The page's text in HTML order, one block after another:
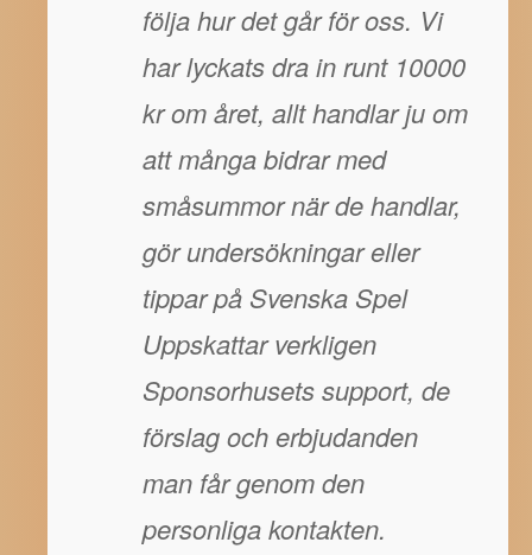
följa hur det går för oss. Vi
har lyckats dra in runt 10000
kr om året, allt handlar ju om
att många bidrar med
småsummor när de handlar,
gör undersökningar eller
tippar på Svenska Spel
Uppskattar verkligen
Sponsorhusets support, de
förslag och erbjudanden
man får genom den
personliga kontakten.